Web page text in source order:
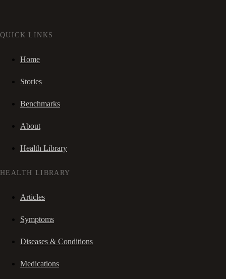
QUICK LINKS
Home
Stories
Benchmarks
About
Health Library
HEALTH LIBRARY
Articles
Symptoms
Diseases & Conditions
Medications